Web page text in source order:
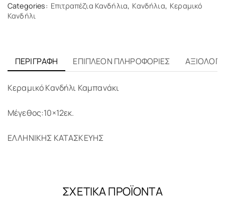
Categories: Επιτραπέζια Κανδήλια, Κανδήλια, Κεραμικό
Κανδήλι
ΠΕΡΙΓΡΑΦΉ ΕΠΙΠΛΈΟΝ ΠΛΗΡΟΦΟΡΊΕΣ
Κεραμικό Κανδήλι Καμπανάκι
Μέγεθος:10×12εκ.
ΕΛΛΗΝΙΚΗΣ ΚΑΤΑΣΚΕΥΗΣ
ΣΧΕΤΙΚΆ ΠΡΟΪΌΝΤΑ